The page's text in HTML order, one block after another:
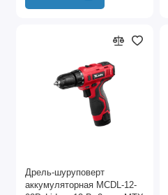
Дрель-шуруповерт
аккумуляторная MCDL-12-